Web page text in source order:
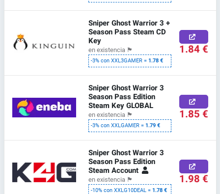
Sniper Ghost Warrior 3 +
Season Pass Steam CD
Key
en existencia 🏴
-3% con XXL3GAMER =1.78 €
1.84 €
Sniper Ghost Warrior 3
Season Pass Edition
Steam Key GLOBAL
en existencia 🏴
-3% con XXLGAMER =1.79 €
1.85 €
Sniper Ghost Warrior 3
Season Pass Edition
Steam Account
en existencia 🏴
-10% con XXLG10DEAL =1.78 €
1.98 €